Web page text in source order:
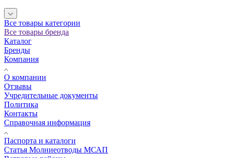
Все товары категории
Все товары бренда
Каталог
Бренды
Компания
О компании
Отзывы
Учредительные документы
Политика
Контакты
Справочная информация
Паспорта и каталоги
Статья Молниеотводы МСАП